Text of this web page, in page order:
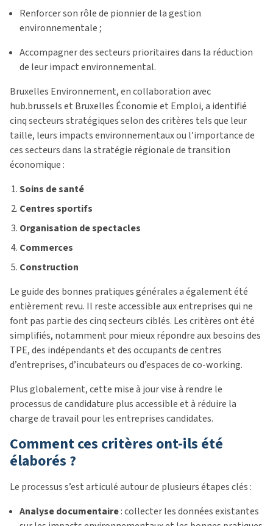
Renforcer son rôle de pionnier de la gestion
environnementale ;
Accompagner des secteurs prioritaires dans la réduction
de leur impact environnemental.
Bruxelles Environnement, en collaboration avec
hub.brussels et Bruxelles Économie et Emploi, a identifié
cinq secteurs stratégiques selon des critères tels que leur
taille, leurs impacts environnementauxou l’importancede
ces secteurs dans la stratégie régionale de transition
économique :
Soins de santé
Centres sportifs
Organisation de spectacles
Commerces
Construction
Le guide des bonnes pratiques générales a également été
entièrement revu. Il reste accessible aux entreprises qui ne
font pas partie des cinq secteurs ciblés. Les critères ont été
simplifiés, notamment pour mieux répondre aux besoins des
TPE, des indépendants et des occupants de centres
d’entreprises, d’incubateurs ou d’espaces de co-working.
Plus globalement, cette mise à jour vise à rendre le
processus de candidature plus accessible et à réduire la
charge de travail pour les entreprises candidates.
Comment ces critères ont-ils été
élaborés ?
Le processus s’est articulé autour de plusieurs étapes clés :
Analyse documentaire: collecter les données existantes